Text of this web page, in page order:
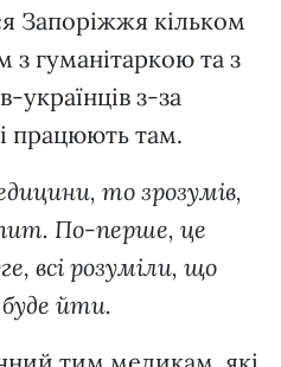
Запоріжжя кільком
з гуманітаркою та з
українців з-за
працюють там.
то зрозумів,
По-перше, це
всі розуміли, що
йти.